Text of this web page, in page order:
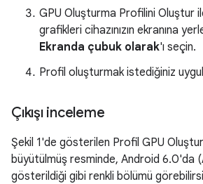
GPU Oluşturma Profilini Oluştur
grafikleri cihazınızın ekranına
Ekranda çubuk olarak'ı seçin.
Profil oluşturmak istediğiniz
Çıkışı inceleme
Şekil 1'de gösterilen Profil GPU
büyütülmüş resminde, Android 6.0'da
gösterildiği gibi renkli bölümü